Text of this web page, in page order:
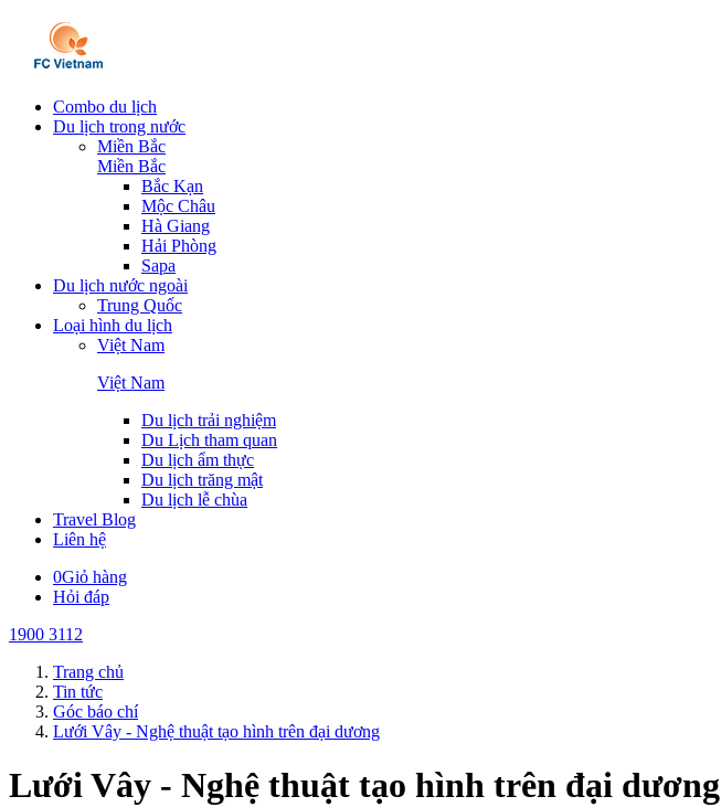
Combo du lịch
Du lịch trong nước
Miền Bắc
Miền Bắc
Bắc Kạn
Mộc Châu
Hà Giang
Hải Phòng
Sapa
Du lịch nước ngoài
Trung Quốc
Loại hình du lịch
Việt Nam
Việt Nam
Du lịch trải nghiệm
Du Lịch tham quan
Du lịch ẩm thực
Du lịch trăng mật
Du lịch lễ chùa
Travel Blog
Liên hệ
0Giỏ hàng
Hỏi đáp
1900 3112
Trang chủ
Tin tức
Góc báo chí
Lưới Vây - Nghệ thuật tạo hình trên đại dương
Lưới Vây - Nghệ thuật tạo hình trên đại dương